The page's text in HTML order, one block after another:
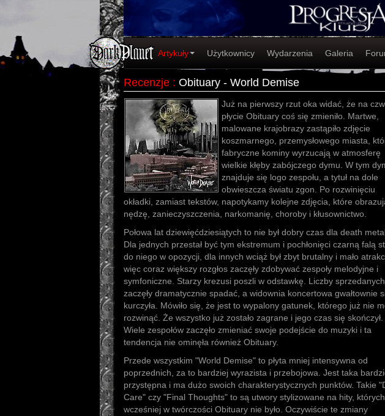
Artykuły Użytkownicy Wydarzenia Galeria
Recenzje : Obituary - World Demise
Już na pierwszy rzut oka widać, że na
płycie Obituary coś się zmieniło. Martwe,
malowane krajobrazy zastąpiło zdjęcie
koszmarnego, przemysłowego miasta,
fabryczne kominy wyrzucają w atmosferę
wielkie kłęby zabójczego dymu. W tym
znajduje się logo zespołu, a tytuł na dole
obwieszcza światu zgon. Po rozwinięciu
okładki, zamiast tekstów, napotykamy kolejne zdjęcia, które
nędzę, zanieczyszczenia, narkomanię, choroby i kłusownictwo.
Połowa lat dziewięćdziesiątych to nie był dobry czas dla death
Dla jednych przestał być tym ekstremum i pochłonięci czarną falą
do niego w opozycji, dla innych wciąż był zbyt brutalny i mało
więc coraz większy rozgłos zaczęły zdobywać zespoły melodyjne i
symfoniczne. Starzy krezusi poszli w odstawkę. Liczby sprzedanych
zaczęły dramatycznie spadać, a widownia koncertowa gwałtownie
kurczyła. Mówiło się, że jest to wypalony gatunek, którego już nie
rozwinąć. Że wszystko już zostało zagrane i jego czas się skończył.
Wiele zespołów zaczęło zmieniać swoje podejście do muzyki i ta
tendencja nie ominęła również Obituary.
Przede wszystkim "World Demise" to płyta mniej intensywna od
poprzednich, za to bardziej wyrazista i przebojowa. Jest taka
przystępna i ma dużo swoich charakterystycznych punktów. Takie
Care" czy "Final Thoughts" to są utwory stylizowane na hity, których
wcześniej w twórczości Obituary nie było. Oczywiście te zmiany